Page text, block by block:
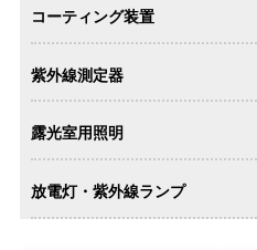
実験・研究
評価用光源
（装置）
各種焼付用
光源
コーティング装置
コーティン
グ装置
紫外線測定器
紫外線測定
器
露光室用照明
放電灯・紫外線ランプ